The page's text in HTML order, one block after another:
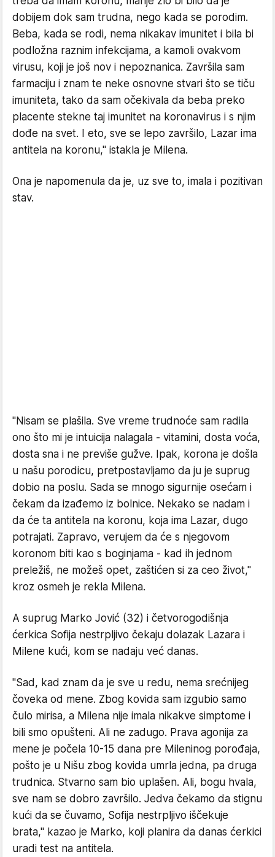
dobijem dok sam trudna, nego kada se porodim.
Beba, kada se rodi, nema nikakav imunitet i bila bi
podložna raznim infekcijama, a kamoli ovakvom
virusu, koji je još nov i nepoznanica. Završila sam
farmaciju i znam te neke osnovne stvari što se tiču
imuniteta, tako da sam očekivala da beba preko
placente stekne taj imunitet na koronavirus i s njim
dođe na svet. I eto, sve se lepo završilo, Lazar ima
antitela na koronu," istakla je Milena.
Ona je napomenula da je, uz sve to, imala i pozitivan
stav.
"Nisam se plašila. Sve vreme trudnoće sam radila
ono što mi je intuicija nalagala - vitamini, dosta voća,
dosta sna i ne previše gužve. Ipak, korona je došla
u našu porodicu, pretpostavljamo da ju je suprug
dobio na poslu. Sada se mnogo sigurnije osećam i
čekam da izađemo iz bolnice. Nekako se nadam i
da će ta antitela na koronu, koja ima Lazar, dugo
potrajati. Zapravo, verujem da će s njegovom
koronom biti kao s boginjama - kad ih jednom
preležiš, ne možeš opet, zaštićen si za ceo život,"
kroz osmeh je rekla Milena.
A suprug Marko Jović (32) i četvorogodišnja
ćerkica Sofija nestrpljivo čekaju dolazak Lazara i
Milene kući, kom se nadaju već danas.
"Sad, kad znam da je sve u redu, nema srećnijeg
čoveka od mene. Zbog kovida sam izgubio samo
čulo mirisa, a Milena nije imala nikakve simptome i
bili smo opušteni. Ali ne zadugo. Prava agonija za
mene je počela 10-15 dana pre Mileninog porođaja,
pošto je u Nišu zbog kovida umrla jedna, pa druga
trudnica. Stvarno sam bio uplašen. Ali, bogu hvala,
sve nam se dobro završilo. Jedva čekamo da stignu
kući da se čuvamo, Sofija nestrpljivo iščekuje
brata," kazao je Marko, koji planira da danas ćerkici
uradi test na antitela.